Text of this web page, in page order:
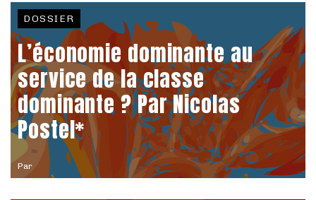
Par
DOSSIER
L’économie dominante au
service de la classe
dominante ? Par Nicolas
Postel*